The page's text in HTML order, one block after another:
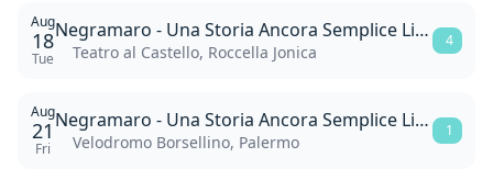
Aug
18
Tue
Negramaro - Una Storia Ancora Semplice Live 2026
Teatro al Castello, Roccella Jonica
4
Aug
21
Fri
Negramaro - Una Storia Ancora Semplice Live 2026
Velodromo Borsellino, Palermo
1